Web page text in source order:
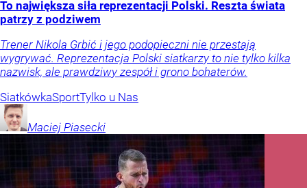
To największa siła reprezentacji Polski. Reszta świata
patrzy z podziwem
Trener Nikola Grbić i jego podopieczni nie przestają
wygrywać. Reprezentacja Polski siatkarzy to nie tylko kilka
nazwisk, ale prawdziwy zespół i grono bohaterów.
SiatkówkaSportTylko u Nas
Maciej Piasecki